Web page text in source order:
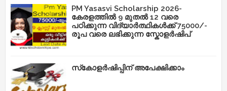
PM Yasasvi Scholarship 2026-
കേരളത്തിൽ 9 മുതൽ 12 വരെ
പഠിക്കുന്ന വിദ്യാർത്ഥികൾക്ക് 75000/-
രൂപ വരെ ലഭിക്കുന്ന സ്കോളർഷിപ്
സ്‌കോളർഷിപ്പിന് അപേക്ഷിക്കാം